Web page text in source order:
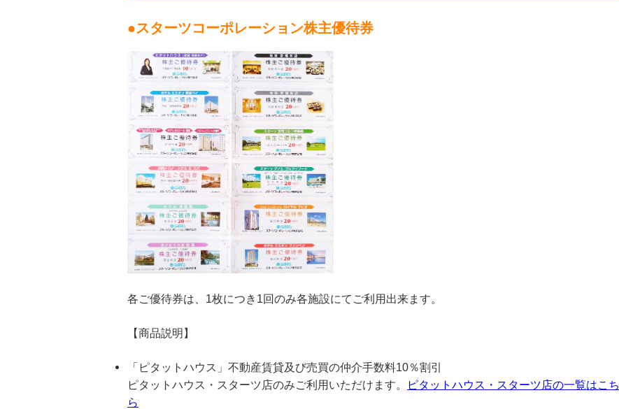
●スターツコーポレーション株主優待券
各ご優待券は、1枚につき1回のみ各施設にてご利用出来ます。
【商品説明】
「ピタットハウス」不動産賃貸及び売買の仲介手数料10％割引
ピタットハウス・スターツ店のみご利用いただけます。
ピタットハウス・スターツ店の一覧はこち
ら